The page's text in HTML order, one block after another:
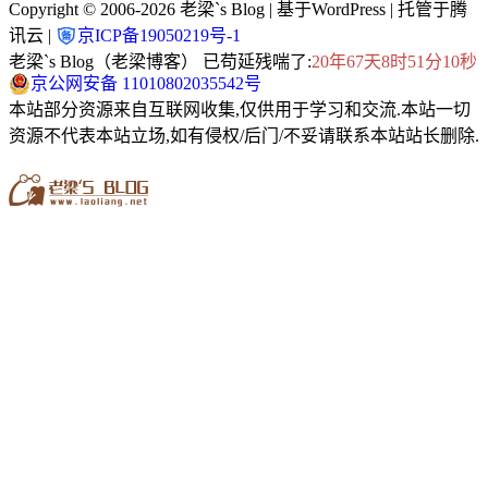
Copyright © 2006-2026 老梁`s Blog | 基于WordPress | 托管于腾
讯云 |
京ICP备19050219号-1
老梁`s Blog（老梁博客） 已苟延残喘了:20年67天8时51分11秒
京公网安备 11010802035542号
本站部分资源来自互联网收集,仅供用于学习和交流.本站一切
资源不代表本站立场,如有侵权/后门/不妥请联系本站站长删除.